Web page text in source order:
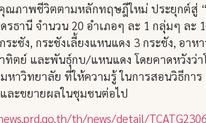
พชีวิตตามหลักทฤษฎีใหม่ ประยุกต์สู่ “โ
ธานี จำนวน 20 อำเภอๆ ละ 1 กลุ่มๆ ละ
ระชัง, กระชังเลี้ยงแหนแดง 3 กระชัง,
ตย์ และพันธุ์กบ/แหนแดง โดยคาดหวังว่
หาวิทยาลัย ที่ให้ความรู้ ในการสอนวิธีก
ละขยายผลในชุมชนต่อไป
th/news/detail/